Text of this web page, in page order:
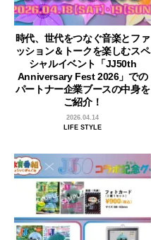
時代、世代をつなぐ音楽とファ
ッション＆トークを楽しむスペ
シャルイベント「JJ50th
Anniversary Fest 2026」での
パートナー企業ブースの中身を
ご紹介！
2026.04.14
LIFE STYLE